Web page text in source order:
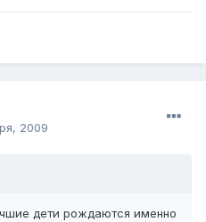
2009
дети рождаются именно